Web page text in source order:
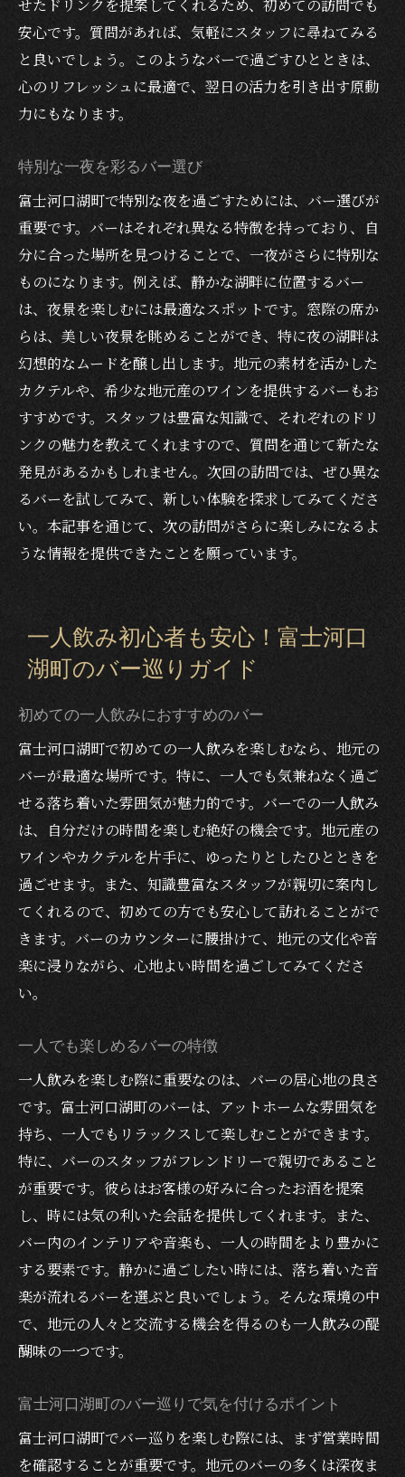
夜景と共に料理を楽しむ
湖畔の美しい夜景を堪能する方法
せたドリンクを提案してくれるため、初めての訪問でも
安心です。質問があれば、気軽にスタッフに尋ねてみる
と良いでしょう。このようなバーで過ごすひとときは、
心のリフレッシュに最適で、翌日の活力を引き出す原動
力にもなります。
特別な一夜を彩るバー選び
富士河口湖町で特別な夜を過ごすためには、バー選びが
重要です。バーはそれぞれ異なる特徴を持っており、自
分に合った場所を見つけることで、一夜がさらに特別な
ものになります。例えば、静かな湖畔に位置するバー
は、夜景を楽しむには最適なスポットです。窓際の席か
らは、美しい夜景を眺めることができ、特に夜の湖畔は
幻想的なムードを醸し出します。地元の素材を活かした
カクテルや、希少な地元産のワインを提供するバーもお
すすめです。スタッフは豊富な知識で、それぞれのドリ
ンクの魅力を教えてくれますので、質問を通じて新たな
発見があるかもしれません。次回の訪問では、ぜひ異な
るバーを試してみて、新しい体験を探求してみてくださ
い。本記事を通じて、次の訪問がさらに楽しみになるよ
うな情報を提供できたことを願っています。
一人飲み初心者も安心！富士河口
湖町のバー巡りガイド
初めての一人飲みにおすすめのバー
富士河口湖町で初めての一人飲みを楽しむなら、地元の
バーが最適な場所です。特に、一人でも気兼ねなく過ご
せる落ち着いた雰囲気が魅力的です。バーでの一人飲み
は、自分だけの時間を楽しむ絶好の機会です。地元産の
ワインやカクテルを片手に、ゆったりとしたひとときを
過ごせます。また、知識豊富なスタッフが親切に案内し
てくれるので、初めての方でも安心して訪れることがで
きます。バーのカウンターに腰掛けて、地元の文化や音
楽に浸りながら、心地よい時間を過ごしてみてくださ
い。
一人でも楽しめるバーの特徴
一人飲みを楽しむ際に重要なのは、バーの居心地の良さ
です。富士河口湖町のバーは、アットホームな雰囲気を
持ち、一人でもリラックスして楽しむことができます。
特に、バーのスタッフがフレンドリーで親切であること
が重要です。彼らはお客様の好みに合ったお酒を提案
し、時には気の利いた会話を提供してくれます。また、
バー内のインテリアや音楽も、一人の時間をより豊かに
する要素です。静かに過ごしたい時には、落ち着いた音
楽が流れるバーを選ぶと良いでしょう。そんな環境の中
で、地元の人々と交流する機会を得るのも一人飲みの醍
醐味の一つです。
富士河口湖町のバー巡りで気を付けるポイント
富士河口湖町でバー巡りを楽しむ際には、まず営業時間
を確認することが重要です。地元のバーの多くは深夜ま